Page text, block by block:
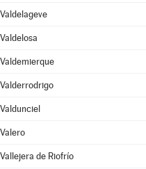
Valdelageve
Valdelosa
Valdemierque
Valderrodrigo
Valdunciel
Valero
Vallejera de Riofrío